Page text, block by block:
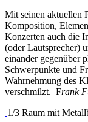
Mit seinen aktuellen
Komposition,
Konzerten auch die
(oder Lautsprecher)
einander gegenüber
Schwerpunkte und
Wahrnehmung des
verschmilzt. Frank
1/3 Raum mit